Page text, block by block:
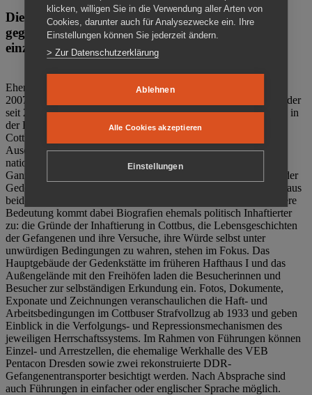
Die Gedenkstätte Zuchthaus Cottbus ist ein Ort
gegen das Vergessen. Anschaulich, nah und
einzigartig.
Ehemalige politische Häftlinge der DDR gründeten im Oktober
2007 den Verein Menschenrechtszentrum Cottbus e. V. (MRZ), der
seit 2011 Eigentümer des ehemaligen Gefängnisses (1860-2002) in
der Bautzener Straße und Träger der Gedenkstätte Zuchthaus
Cottbus ist. Im Zentrum der Arbeit der Gedenkstätte steht die
Auseinandersetzung mit politischem Unrecht während der
nationalsozialistischen Terrorherrschaft und der SED-Diktatur.
Ganzjährig zeigen mehrere Dauer- und Sonderausstellungen in der
Gedenkstätte Zuchthaus Cottbus Beispiele politischen Unrechts aus
beiden deutschen Diktaturen des 20. Jahrhunderts. Eine besondere
Bedeutung kommt dabei Biografien ehemals politisch Inhaftierter
zu: die Gründe der Inhaftierung in Cottbus, die Lebensgeschichten
der Gefangenen und ihre Versuche, ihre Würde selbst unter
unwürdigen Bedingungen zu wahren, stehen im Fokus. Das
Hauptgebäude der Gedenkstätte im früheren Hafthaus I und das
Außengelände mit den Freihöfen laden die Besucherinnen und
Besucher zur selbständigen Erkundung ein. Fotos, Dokumente,
Exponate und Zeichnungen veranschaulichen die Haft- und
Arbeitsbedingungen im Cottbuser Strafvollzug ab 1933 und geben
Einblick in die Verfolgungs- und Repressionsmechanismen des
jeweiligen Herrschaftssystems. Im Rahmen von Führungen können
Einzel- und Arrestzellen, die ehemalige Werkhalle des VEB
Pentacon Dresden sowie zwei rekonstruierte DDR-
Gefangenentransporter besichtigt werden. Nach Absprache sind
auch Führungen in einfacher oder englischer Sprache möglich.
klicken, willigen Sie in die Verwendung aller Arten von
Cookies, darunter auch für Analysezwecke ein. Ihre
Einstellungen können Sie jederzeit ändern.
> Zur Datenschutzerklärung
Ablehnen
Alle Cookies akzeptieren
Einstellungen